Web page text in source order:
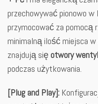
przechowywać pionowo
przymocować za pomocą
minimalną ilość miejsca w
znajdują się otwory
podczas użytkowania.
[Plug and Play]: